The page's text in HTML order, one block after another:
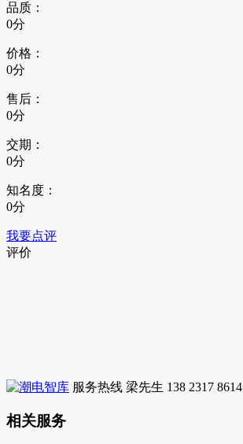
品质：
0分
价格：
0分
售后：
0分
交期：
0分
知名度：
0分
我要点评
评价
服务热线 梁先生 138 2317 8614
相关服务